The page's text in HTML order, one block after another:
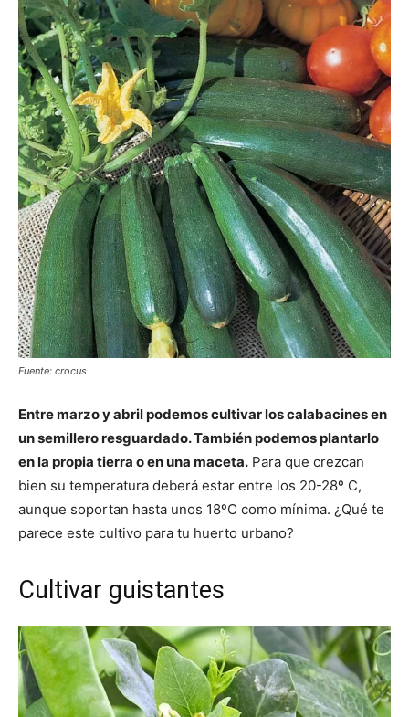
Fuente: crocus
Entre marzo y abril podemos cultivar los calabacines en
un semillero resguardado. También podemos plantarlo
en la propia tierra o en una maceta. Para que crezcan
bien su temperatura deberá estar entre los 20-28º C,
aunque soportan hasta unos 18ºC como mínima. ¿Qué te
parece este cultivo para tu huerto urbano?
Cultivar guistantes